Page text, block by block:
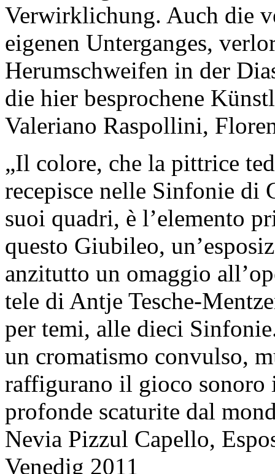
Verwirklichung. Auch die
eigenen Unterganges,
Herumschweifen in der
die hier besprochene
Valeriano Raspollini,
„Il colore, che la pittrice
recepisce nelle Sinfonie di
suoi quadri, è l’elemento
questo Giubileo,
anzitutto un omaggio
tele di Antje Tesche-
per temi, alle dieci
un cromatismo convulso,
raffigurano il gioco
profonde scaturite dal
Nevia Pizzul Capello,
Venedig 2011